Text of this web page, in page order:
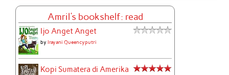
Amril's bookshelf: read
Ijo Anget Anget
byIrayani Queencyputri
Kopi Sumatera di Amerika